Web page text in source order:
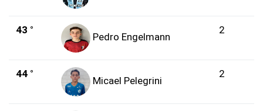
43 °
Pedro Engelmann
2
44 °
Micael Pelegrini
2